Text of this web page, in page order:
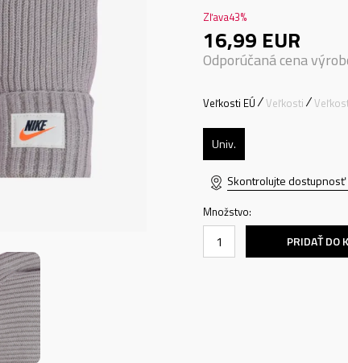
Zľava43%
16,99 EUR
Odporúčaná cena
Veľkosti EÚ Veľkosti
Univ.
Skontrolujte dostupnosť
Množstvo:
PRIDAŤ DO